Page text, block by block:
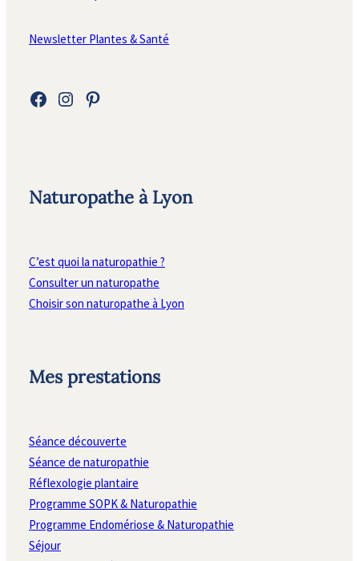
Newsletter Plantes & Santé
Facebook Instagram Pinterest
Naturopathe à Lyon
C’est quoi la naturopathie ?
Consulter un naturopathe
Choisir son naturopathe à Lyon
Mes prestations
Séance découverte
Séance de naturopathie
Réflexologie plantaire
Programme SOPK & Naturopathie
Programme Endomériose & Naturopathie
Séjour